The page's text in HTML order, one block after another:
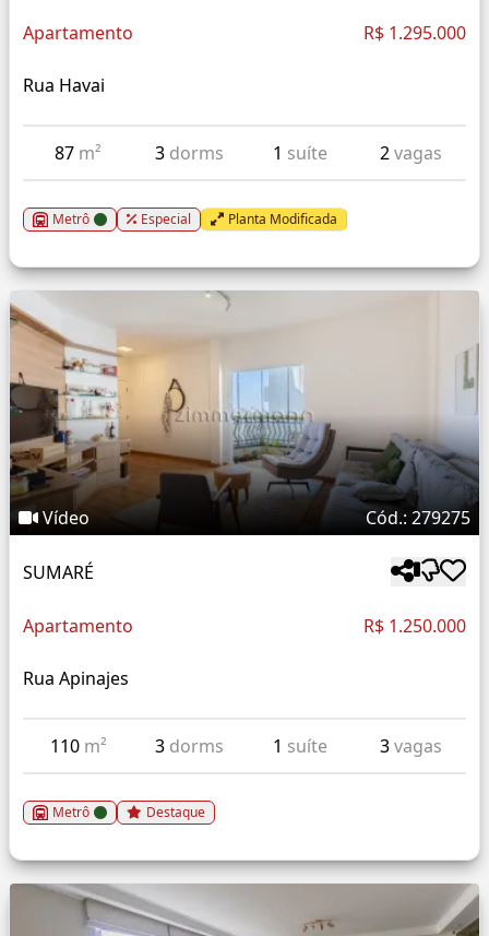
Apartamento R$ 1.295.000
Rua Havai
87 m² 3 dorms 1 suíte 2vagas
Metrô Especial Planta Modificada
Vídeo Cód.: 279275
SUMARÉ
Apartamento R$ 1.250.000
Rua Apinajes
110 m² 3 dorms 1 suíte 3vagas
Metrô Destaque